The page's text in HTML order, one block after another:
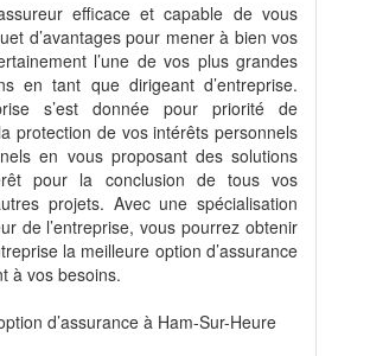
efficace et capable de vous
d’avantages pour mener à bien vos
l’une de vos plus grandes
en tant que dirigeant d’entreprise.
s’est donnée pour priorité de
protection de vos intérêts personnels
en vous proposant des solutions
pour la conclusion de tous vos
projets. Avec une spécialisation
de l’entreprise, vous pourrez obtenir
la meilleure option d’assurance
à vos besoins.
d’assurance à Ham-Sur-Heure